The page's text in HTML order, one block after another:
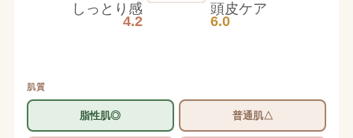
頭皮ケア
6.0
しっとり感
4.2
肌質
脂性肌◎ 普通肌△